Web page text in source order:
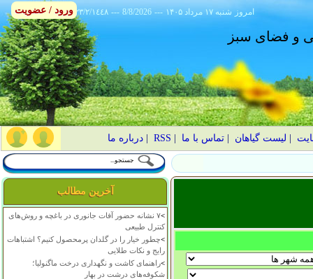
٢٣/٢/١٤٤٨ --- 8/8/2026 --- ۱۴۰۵ شنبه ۱۷ مرداد امروز
و فضای سبز
لیست گیاهان |تماس با ما RSS
|درباره ما
آخرین مطالب
>
۷ نشانه حضور آفات جانوری در باغچه و روش‌های
کنترل طبیعی
>چطور خیار را در گلدان پرمحصول کنیم؟ اشتباهات
رایج و نکات طلایی
>راهنمای کاشت و نگهداری درخت ماگنولیا؛
شکوفه‌های درشت در بهار
ورود / عضویت